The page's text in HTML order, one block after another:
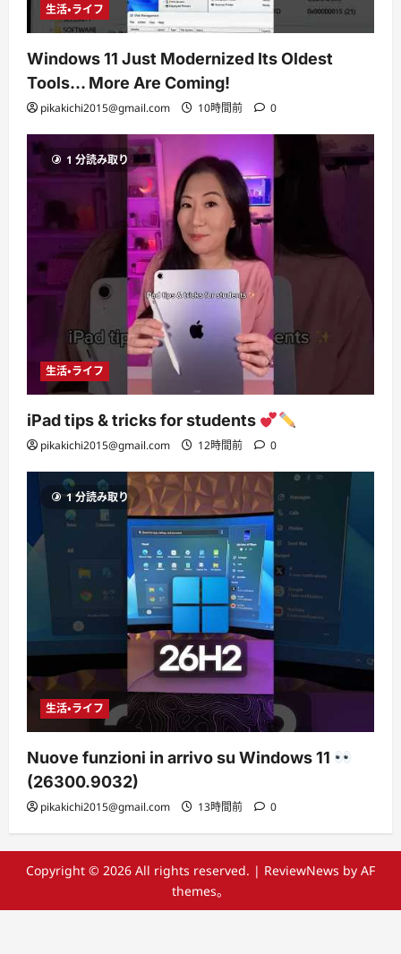
生活・ライフ
Windows 11 Just Modernized Its Oldest
Tools… More Are Coming!
pikakichi2015@gmail.com 10時間前 0
1 分読み取り
生活・ライフ
iPad tips & tricks for students
pikakichi2015@gmail.com 12時間前 0
1 分読み取り
生活・ライフ
Nuove funzioni in arrivo su Windows 11
(26300.9032)
pikakichi2015@gmail.com 13時間前 0
Copyright © 2026 All rights reserved. | ReviewNews by AF
themes。